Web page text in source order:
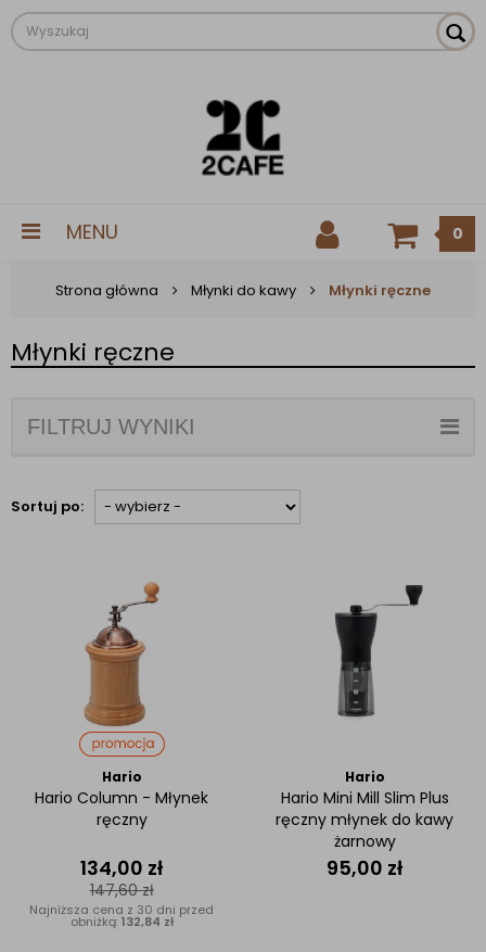
MENU 0
Strona główna Młynki do kawy Młynki ręczne
Młynki ręczne
FILTRUJ WYNIKI
Sortuj po:
Hario
Hario Column - Młynek
ręczny
134,00 zł
147,60zł
Najniższa cena z 30 dni przed
obniżką:132,84 zł
Hario
Hario Mini Mill Slim Plus
ręczny młynek do kawy
żarnowy
95,00 zł